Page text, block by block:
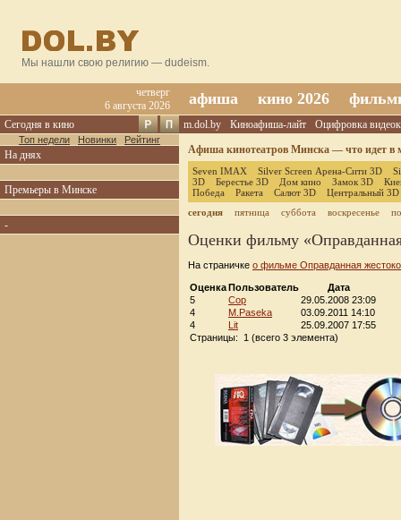
Мы нашли свою религию — dudeism.
четверг
6 августа 2026
афиша кино 2026
Сегодня в кино
Топ недели Новинки Рейтинг
На днях
Премьеры в Минске
-
m.dol.by Киноафиша-лайт
Оцифровка
Афиша кинотеатров Минска — что идет в
Seven IMAX Silver Screen Арена-Сити 3D
3D
Берестье 3D Дом кино Замок 3D
Победа
Ракета Салют 3D
Центральный 3D
сегодня
пятница суббота воскресенье
Оценки фильму
На страничке о фильме Оправданная
ОценкаПользователь
Дата
5
Cop
29.05.2008 23:09
4
M.Paseka
03.09.2011 14:10
4
Lit
25.09.2007 17:55
Страницы: 1 (всего 3 элемента)